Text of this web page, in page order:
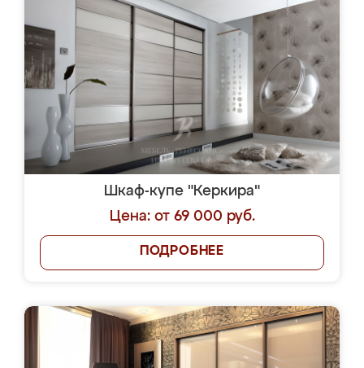
Шкаф-купе "Керкира"
Цена: от 69 000 руб.
ПОДРОБНЕЕ